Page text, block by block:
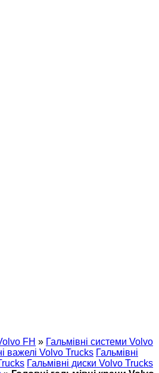
FH » Гальмівні системи Volvo
важелі Volvo Trucks Гальмівні
Гальмівні диски Volvo Trucks